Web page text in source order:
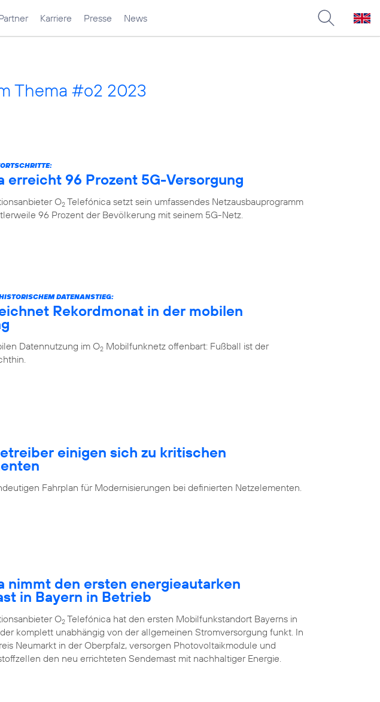
Karriere Presse News
Thema #o2 2023
erreicht 96 Prozent 5G-Versorgung
O2 Telefónica setzt sein umfassendes Netzausbauprogramm
96 Prozent der Bevölkerung mit seinem 5G-Netz.
DATENANSTIEG:
Rekordmonat in der mobilen
Datennutzung im O2 Mobilfunknetz offenbart: Fußball ist der
einigen sich zu kritischen
Fahrplan für Modernisierungen bei definierten Netzelementen.
nimmt den ersten energieautarken
in Bayern in Betrieb
O2 Telefónica hat den ersten Mobilfunkstandort Bayerns in
komplett unabhängig von der allgemeinen Stromversorgung funkt. In
Neumarkt in der Oberpfalz, versorgen Photovoltaikmodule und
den neu errichteten Sendemast mit nachhaltiger Energie.